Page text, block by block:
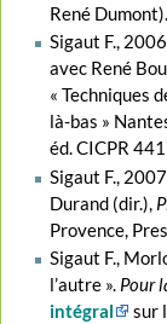
René Dumont).
Sigaut F.,
avec René
« Techniques
là-bas »
éd. CICPR
Sigaut F.,
Durand (dir.),
Provence,
Sigaut F.,
l’autre ». Pour
intégral
sur